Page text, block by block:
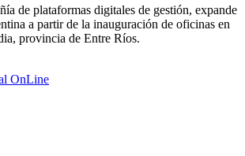
de plataformas digitales de gestión, expande
a partir de la inauguración de oficinas en
provincia de Entre Ríos.
OnLine